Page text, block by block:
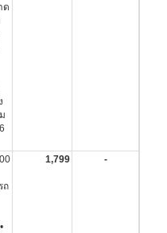
ด
ถ
1,799 -